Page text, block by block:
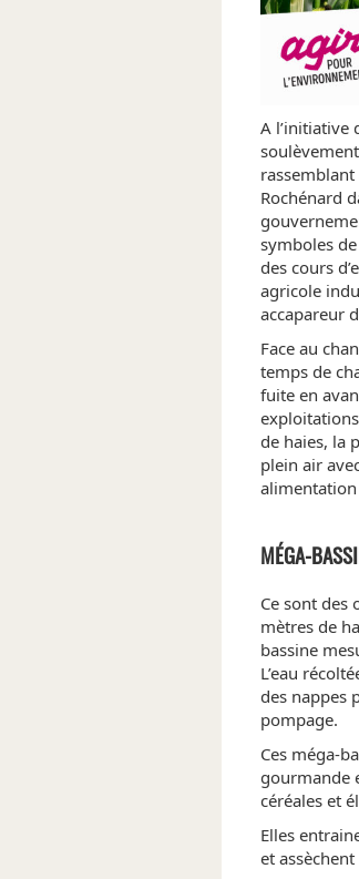
A l’initiative
Rochénard
symboles
des cours
agricole
accapareur
Face au
temps de
fuite en
de haies, la
plein air
MÉGA-
Ce sont des
mètres de
bassine
L’eau
des nappes
pompage.
Ces méga-
gourmande
céréales et
Elles
et